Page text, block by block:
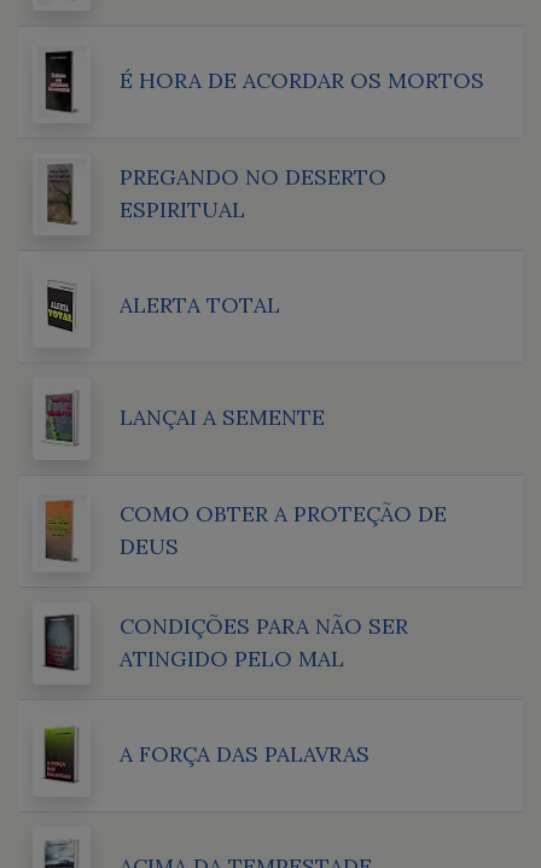
É HORA DE ACORDAR OS MORTOS
PREGANDO NO DESERTO
ESPIRITUAL
ALERTA TOTAL
LANÇAI A SEMENTE
COMO OBTER A PROTEÇÃO DE
DEUS
CONDIÇÕES PARA NÃO SER
ATINGIDO PELO MAL
A FORÇA DAS PALAVRAS